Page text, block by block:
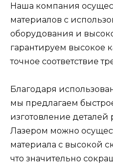
Наша компания
материалов с
оборудования и
гарантируем высокое
точное соответствие
Благодаря
мы предлагаем
изготовление
Лазером можно
материала с высокой
что значительно